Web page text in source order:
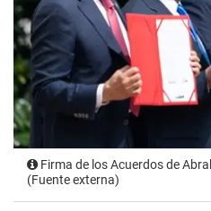
Firma de los Acuerdos de
(Fuente externa)